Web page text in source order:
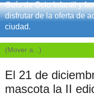
Guía de Ocio Infantil y
disfrutar de la oferta de
ciudad.
El 21 de
mascota la II